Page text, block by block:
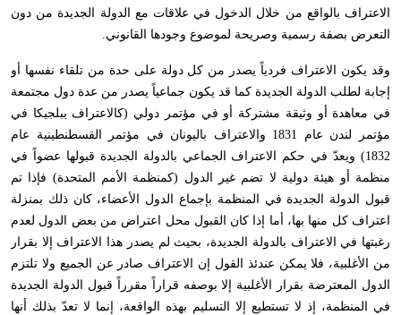
الاعتراف بالواقع من خلال الدخول في علاقات مع الدولة الجديدة من دون
التعرض بصفة رسمية وصريحة لموضوع وجودها القانوني.
وقد يكون الاعتراف فردياً يصدر من كل دولة على حدة من تلقاء نفسها أو
إجابة لطلب الدولة الجديدة كما قد يكون جماعياً يصدر من عدة دول مجتمعة
في معاهدة أو وثيقة مشتركة أو في مؤتمر دولي (كالاعتراف ببلجيكا في
مؤتمر لندن عام 1831 والاعتراف باليونان في مؤتمر القسطنطينية عام
1832) ويعدّ في حكم الاعتراف الجماعي بالدولة الجديدة قبولها عضواً في
منظمة أو هيئة دولية لا تضم غير الدول (كمنظمة الأمم المتحدة) فإذا تم
قبول الدولة الجديدة في المنظمة بإجماع الدول الأعضاء، كان ذلك بمنزلة
اعتراف كل منها بها، أما إذا كان القبول محل اعتراض من بعض الدول لعدم
رغبتها في الاعتراف بالدولة الجديدة، بحيث لم يصدر هذا الاعتراف إلا بقرار
من الأغلبية، فلا يمكن عندئذ القول إن الاعتراف صادر عن الجميع ولا تلتزم
الدول المعترضة بقرار الأغلبية إلا بوصفه قراراً مقرراً قبول الدولة الجديدة
في المنظمة، إذ لا تستطيع إلا التسليم بهذه الواقعة، إنما لا تعدّ بذلك أنها